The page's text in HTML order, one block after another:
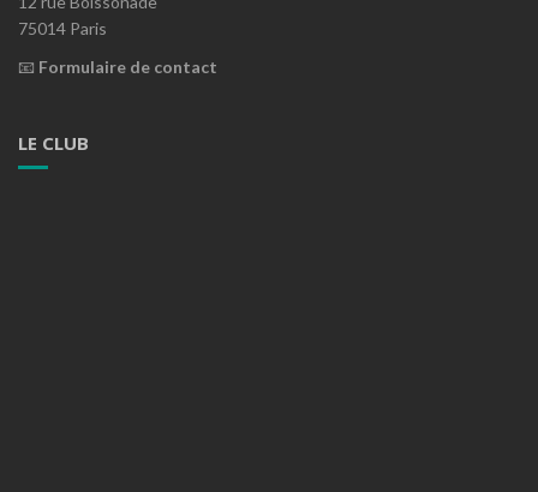
75014 Paris
📧 Formulaire de contact
LE CLUB